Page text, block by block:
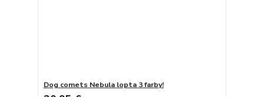
Dog comets Nebula lopta 3 farby!